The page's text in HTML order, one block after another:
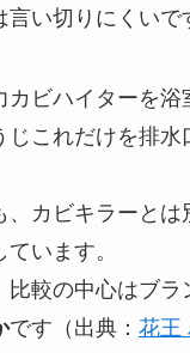
い切りにくいで
ビハイターを浴
じこれだけを排水
、カビキラーとは
います。
比較の中心はブラ
です（出典： 花王